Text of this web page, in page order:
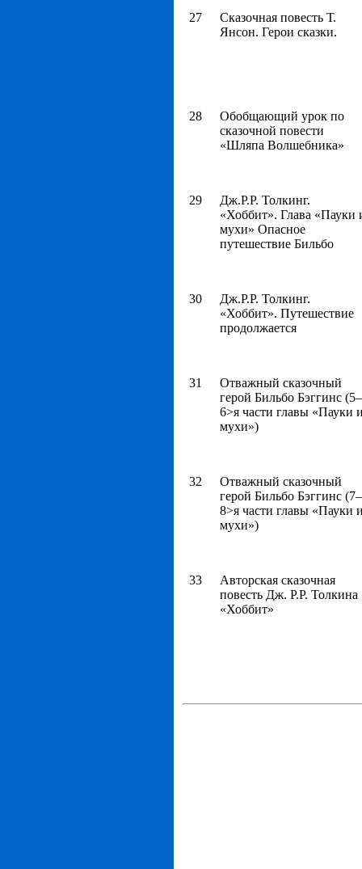
27
Сказочная повесть Т.
Янсон. Герои сказки.
28
Обобщающий урок по
сказочной повести
«Шляпа Волшебника»
29
Дж.Р.Р. Толкинг.
«Хоббит». Глава «Пауки
мухи» Опасное
путешествие Бильбо
30
Дж.Р.Р. Толкинг.
«Хоббит». Путешествие
продолжается
31
Отважный сказочный
герой Бильбо Бэггинс (5–
6>я части главы «Пауки
мухи»)
32
Отважный сказочный
герой Бильбо Бэггинс (7–
8>я части главы «Пауки
мухи»)
33
Авторская сказочная
повесть Дж. Р.Р. Толкина
«Хоббит»